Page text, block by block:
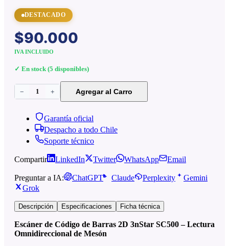
DESTACADO
$90.000
IVA INCLUIDO
✓ En stock (5 disponibles)
− 1 + Agregar al Carro
Garantía oficial
Despacho a todo Chile
Soporte técnico
Compartir LinkedIn Twitter WhatsApp Email
Preguntar a IA: ChatGPT Claude Perplexity
Gemini
Grok
Descripción Especificaciones Ficha técnica
Escáner de Código de Barras 2D 3nStar SC500 – Lectura
Omnidireccional de Mesón